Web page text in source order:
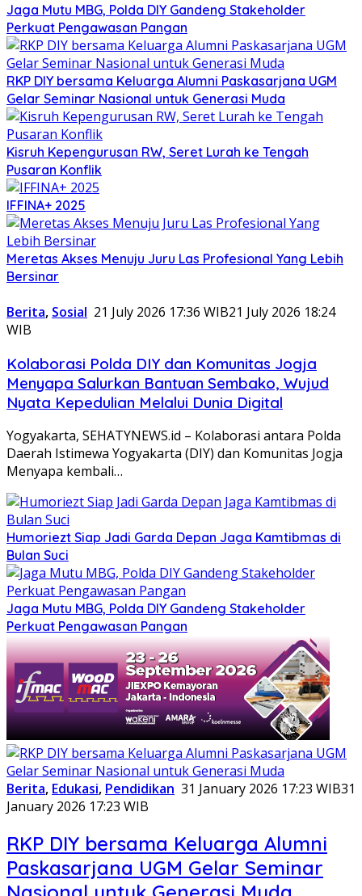
Jaga Mutu MBG, Polda DIY Gandeng Stakeholder
Perkuat Pengawasan Pangan
RKP DIY bersama Keluarga Alumni Paskasarjana UGM
Gelar Seminar Nasional untuk Generasi Muda
Kisruh Kepengurusan RW, Seret Lurah ke Tengah
Pusaran Konflik
IFFINA+ 2025
Meretas Akses Menuju Juru Las Profesional Yang Lebih
Bersinar
Berita, Sosial 21 July 2026 17:36 WIB21 July 2026 18:24
WIB
Kolaborasi Polda DIY dan Komunitas Jogja
Menyapa Salurkan Bantuan Sembako, Wujud
Nyata Kepedulian Melalui Dunia Digital
Yogyakarta, SEHATYNEWS.id – Kolaborasi antara Polda
Daerah Istimewa Yogyakarta (DIY) dan Komunitas Jogja
Menyapa kembali…
Humoriezt Siap Jadi Garda Depan Jaga Kamtibmas di
Bulan Suci
Jaga Mutu MBG, Polda DIY Gandeng Stakeholder
Perkuat Pengawasan Pangan
Berita, Edukasi, Pendidikan 31 January 2026 17:23 WIB31
January 2026 17:23 WIB
RKP DIY bersama Keluarga Alumni
Paskasarjana UGM Gelar Seminar